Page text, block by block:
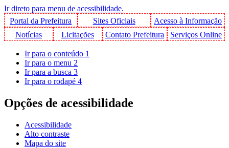
Ir direto para menu de acessibilidade.
Portal da Prefeitura
Sites Oficiais
Acesso à Informação
Notícias
Licitações Contato Prefeitura Serviços Online
Ir para o conteúdo 1
Ir para o menu 2
Ir para a busca 3
Ir para o rodapé 4
Opções de acessibilidade
Acessibilidade
Alto contraste
Mapa do site